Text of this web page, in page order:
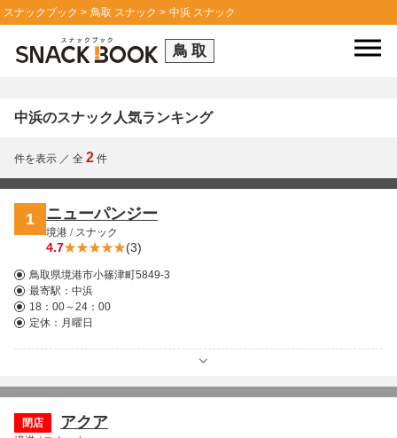
スナックブック 鳥取 スナック 中浜 スナック
鳥取
中浜のスナック人気ランキング
件を表示 ／ 全 2 件
1 ニューパンジー
境港 / スナック
4.7 (3)
鳥取県境港市小篠津町5849-3
最寄駅： 中浜
18：00～24：00
定休：月曜日
閉店 アクア